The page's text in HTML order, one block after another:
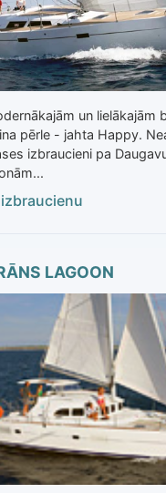
un lielākajām
pērle - jahta Happy.
izbraucieni pa
LAGOON